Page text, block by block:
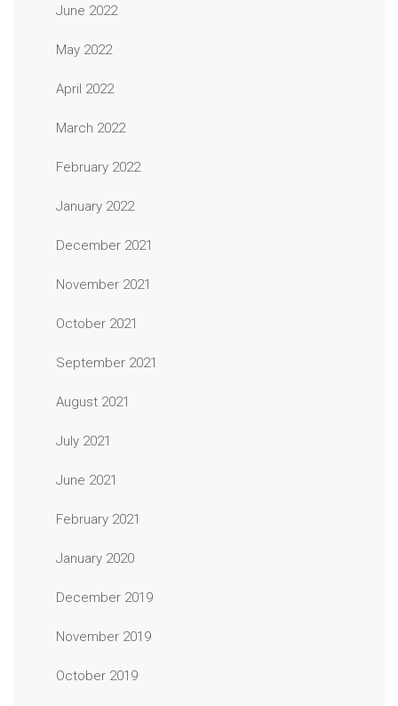
June 2022
May 2022
April 2022
March 2022
February 2022
January 2022
December 2021
November 2021
October 2021
September 2021
August 2021
July 2021
June 2021
February 2021
January 2020
December 2019
November 2019
October 2019